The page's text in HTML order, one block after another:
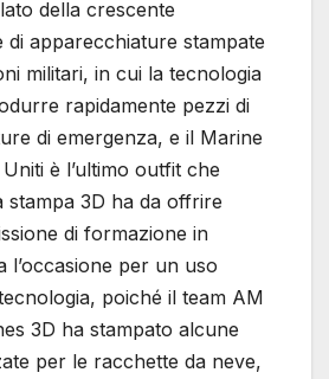
della crescente
di apparecchiature stampate
militari, in cui la tecnologia
rapidamente pezzi di
di emergenza, e il Marine
è l’ultimo outfit che
3D ha da offrire
di formazione in
l’occasione per un uso
poiché il team AM
3D ha stampato alcune
per le racchette da neve,